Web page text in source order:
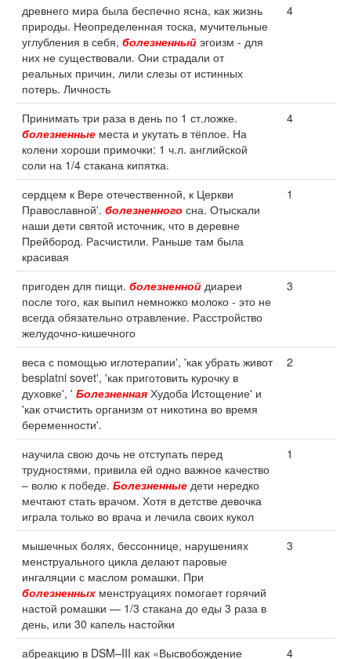
древнего мира была беспечно ясна, как жизнь
природы. Неопределенная тоска, мучительные
углубления в себя, болезненный эгоизм - для
них не существовали. Они страдали от
реальных причин, лили слезы от истинных
потерь. Личность
4
Принимать три раза в день по 1 ст.ложке.
болезненные места и укутать в тёплое. На
колени хороши примочки: 1 ч.л. английской
соли на 1/4 стакана кипятка.
4
сердцем к Вере отечественной, к Церкви
Православной'. болезненного сна. Отыскали
наши дети святой источник, что в деревне
Прейбород. Расчистили. Раньше там была
красивая
1
пригоден для пищи. болезненной диареи
после того, как выпил немножко молоко - это не
всегда обязательно отравление. Расстройство
желудочно-кишечного
3
веса с помощью иглотерапии', 'как убрать живот
besplatni sovet', 'как приготовить курочку в
духовке', ' Болезненная Худоба Истощение' и
'как отчистить организм от никотина во время
беременности'.
2
научила свою дочь не отступать перед
трудностями, привила ей одно важное качество
– волю к победе. Болезненные дети нередко
мечтают стать врачом. Хотя в детстве девочка
играла только во врача и лечила своих кукол
1
мышечных болях, бессоннице, нарушениях
менструального цикла делают паровые
ингаляции с маслом ромашки. При
болезненных менструациях помогает горячий
настой ромашки — 1/3 стакана до еды 3 раза в
день, или 30 капель настойки
3
абреакцию в DSM–III как «Высвобождение 4